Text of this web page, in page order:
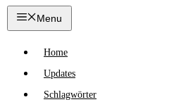
Zum
Inhalt
Menu
Home
Updates
Schlagwörter